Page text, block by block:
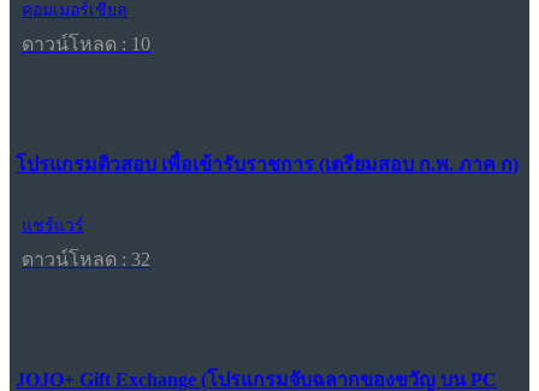
คอมเมอร์เชียล
ดาวน์โหลด : 10
โปรแกรมติวสอบ เพื่อเข้ารับราชการ (เตรียมสอบ ก.พ. ภาค ก)
แชร์แวร์
ดาวน์โหลด : 32
JOJO+ Gift Exchange (โปรแกรมจับฉลากของขวัญ บน PC